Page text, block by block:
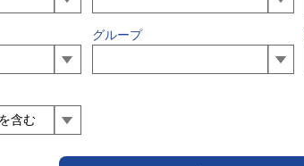
グループ